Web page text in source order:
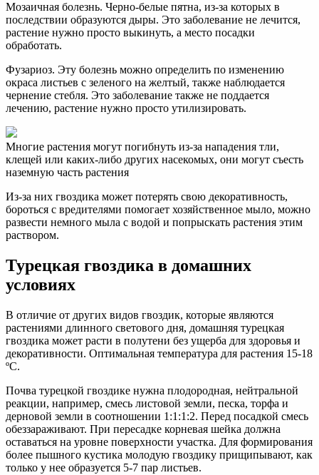
Мозаичная болезнь. Черно-белые пятна, из-за которых в
последствии образуются дыры. Это заболевание не лечится,
растение нужно просто выкинуть, а место посадки
обработать.
Фузариоз. Эту болезнь можно определить по изменению
окраса листьев с зеленого на желтый, также наблюдается
чернение стебля. Это заболевание также не поддается
лечению, растение нужно просто утилизировать.
Многие растения могут погибнуть из-за нападения тли,
клещей или каких-либо других насекомых, они могут съесть
наземную часть растения
Из-за них гвоздика может потерять свою декоративность,
бороться с вредителями помогает хозяйственное мыло, можно
развести немного мыла с водой и попрыскать растения этим
раствором.
Турецкая гвоздика в домашних
условиях
В отличие от других видов гвоздик, которые являются
растениями длинного светового дня, домашняя турецкая
гвоздика может расти в полутени без ущерба для здоровья и
декоративности. Оптимальная температура для растения 15-18
ºC.
Почва турецкой гвоздике нужна плодородная, нейтральной
реакции, например, смесь листовой земли, песка, торфа и
дерновой земли в соотношении 1:1:1:2. Перед посадкой смесь
обеззараживают. При пересадке корневая шейка должна
оставаться на уровне поверхности участка. Для формирования
более пышного кустика молодую гвоздику прищипывают, как
только у нее образуется 5-7 пар листьев.